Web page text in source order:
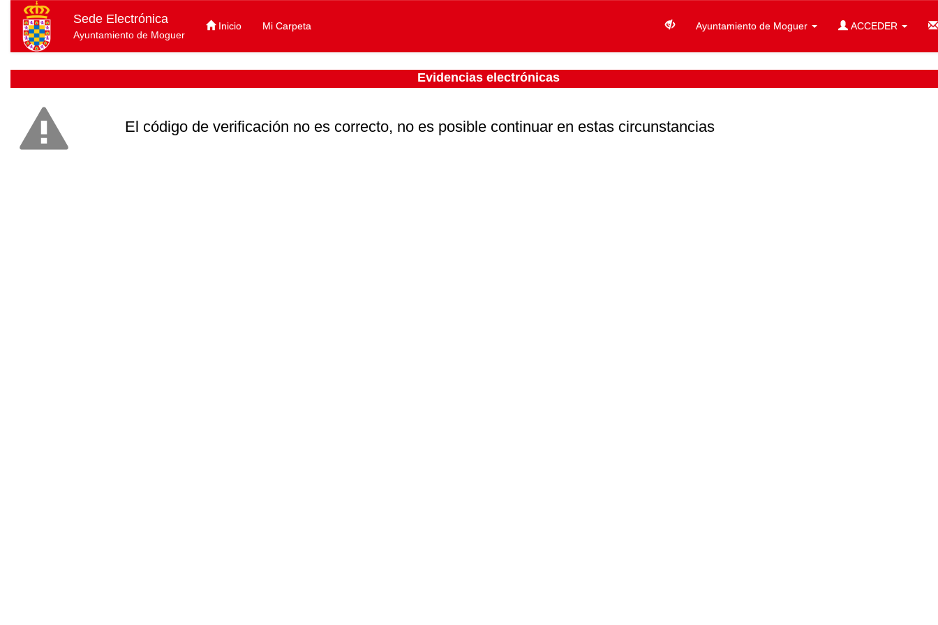
Sede Electrónica
Ayuntamiento de Moguer
Inicio Mi Carpeta Ayuntamiento de Moguer ACCEDER
Evidencias electrónicas
El código de verificación no es correcto, no es posible continuar en estas circunstancias